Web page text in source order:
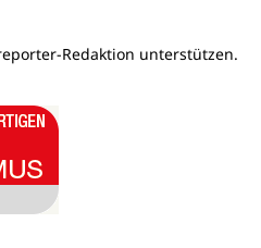
Redaktion unterstützen.